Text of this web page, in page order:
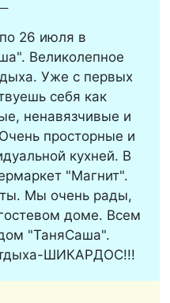
26 июля в
Великолепное
Уже с первых
себя как
ненавязчивые и
просторные и
кухней. В
"Магнит".
Мы очень рады,
доме. Всем
"ТаняСаша".
ШИКАРДОС!!!